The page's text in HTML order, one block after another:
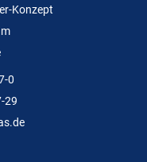
Konzept
0
29